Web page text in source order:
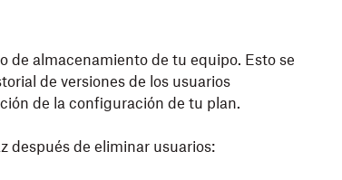
de almacenamiento de tu equipo. Esto se
de versiones de los usuarios
de la configuración de tu plan.
después de eliminar usuarios: